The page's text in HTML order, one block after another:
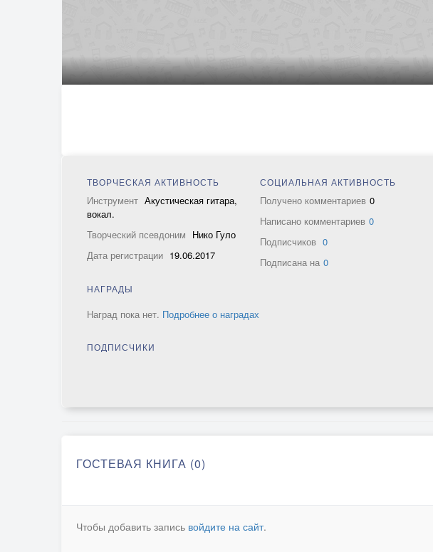
ТВОРЧЕСКАЯ АКТИВНОСТЬ
Инструмент Акустическая гитара,
вокал.
Творческий псевдоним Нико Гуло
Дата регистрации 19.06.2017
СОЦИАЛЬНАЯ АКТИВНОСТЬ
Получено комментариев 0
Написано комментариев 0
Подписчиков 0
Подписана на 0
НАГРАДЫ
Наград пока нет. Подробнее о наградах
ПОДПИСЧИКИ
ГОСТЕВАЯ КНИГА (0)
Чтобы добавить запись войдите на сайт.